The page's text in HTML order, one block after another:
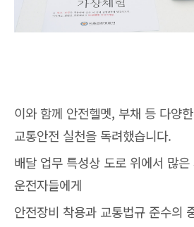
이와 함께 안전헬멧, 부채 등 다양
교통안전 실천을 독려했습니다.
배달 업무 특성상 도로 위에서 많
운전자들에게
안전장비 착용과 교통법규 준수의